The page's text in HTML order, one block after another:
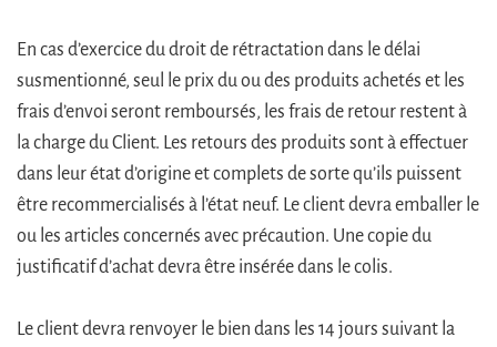
En cas d’exercice du droit de rétractation dans le délai
susmentionné, seul le prix du ou des produits achetés et les
frais d’envoi seront remboursés, les frais de retour restent à
la charge du Client. Les retours des produits sont à effectuer
dans leur état d’origine et complets de sorte qu’ils puissent
être recommercialisés à l’état neuf. Le client devra emballer le
ou les articles concernés avec précaution. Une copie du
justificatif d’achat devra être insérée dans le colis.
Le client devra renvoyer le bien dans les 14 jours suivant la